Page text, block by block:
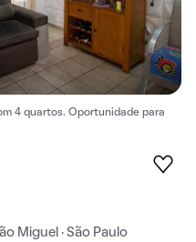
4 quartos. Oportunidade para
Miguel · São Paulo